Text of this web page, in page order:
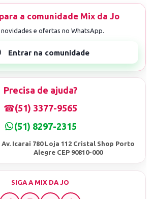
Precisa de ajuda?
☎(51) 3377-9565
(51) 8297-2315
Av. Icarai 780 Loja 112 Cristal Shop Porto
Alegre CEP 90810-000
SIGA A MIX DA JO